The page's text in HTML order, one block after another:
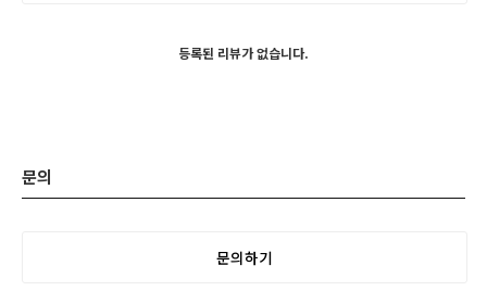
등록된 리뷰가 없습니다.
문의
문의하기